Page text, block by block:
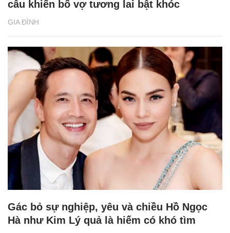
GIA ĐÌNH
câu khiến bố vợ tương lai bật khóc
Gác bỏ sự nghiệp, yêu và chiều Hồ Ngọc
Hà như Kim Lý quả là hiếm có khó tìm